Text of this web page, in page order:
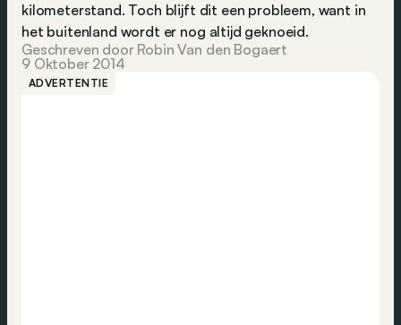
kilometerstand. Toch blijft dit een probleem, want in
het buitenland wordt er nog altijd geknoeid.
Geschreven door Robin Van den Bogaert
9 Oktober 2014
ADVERTENTIE